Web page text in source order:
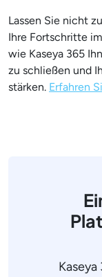
Lassen Sie nicht
Ihre Fortschritte
wie Kaseya 365
zu schließen und
stärken. Erfahren